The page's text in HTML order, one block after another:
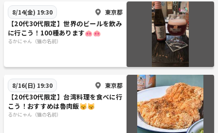
8/14(金) 19:30 東京都
【20代30代限定】世界のビールを飲み
に行こう！100種あります🐽🐽
るかにゃん（猫の名前）
8/16(日) 19:30 東京都
【20代30代限定】台湾料理を食べに行
こう！おすすめは魯肉飯😽😽
るかにゃん（猫の名前）